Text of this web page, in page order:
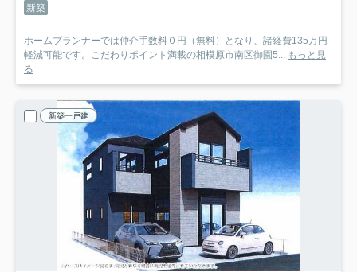
新築
ホームプランナーでは仲介手数料０円（無料）となり、諸経費135万円
軽減可能です。こだわりポイント満載の相模原市南区御園5... もっと見
る
新築一戸建